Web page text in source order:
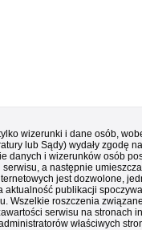
wizerunki i dane osób,
lub Sądy) wydały zgodę
danych i wizerunków osób
a następnie
jest dozwolone,
aktualność publikacji
Wszelkie roszczenia
serwisu na stronach
właściwych